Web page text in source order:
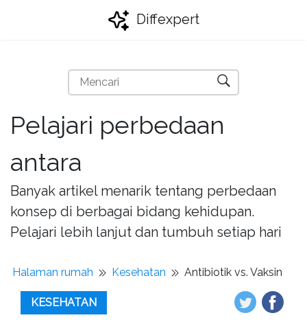
Diffexpert
Pelajari perbedaan
antara
Banyak artikel menarik tentang perbedaan
konsep di berbagai bidang kehidupan.
Pelajari lebih lanjut dan tumbuh setiap hari
Halaman rumah Kesehatan Antibiotik vs. Vaksin
KESEHATAN